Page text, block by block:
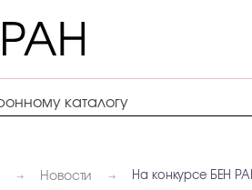
Новости На конкурсе БЕН